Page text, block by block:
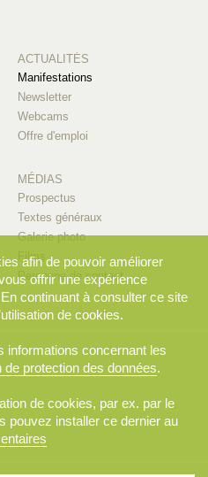
ACTUALITÉS
Manifestations
Newsletter
Webcams
Offre d'emploi
MÉDIAS
Prospectus
Textes généraux
Galerie photo
Films
Personne de contact
afin de pouvoir améliorer
offrir une expérience
continuant à consulter ce site
de cookies.
informations concernant les
de protection des données.
de cookies, par ex. par le
pouvez installer ce dernier au